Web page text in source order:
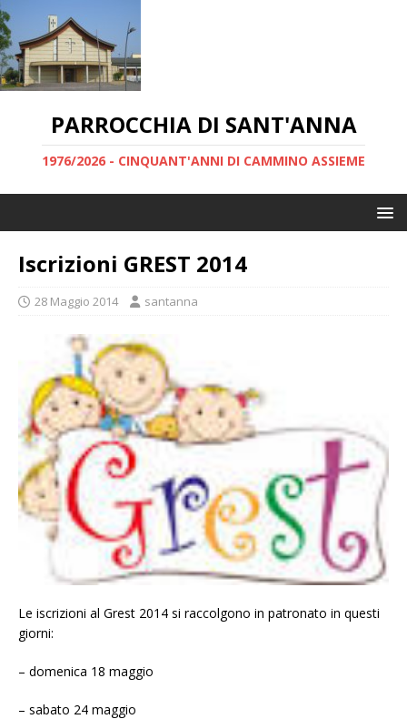
PARROCCHIA DI SANT'ANNA
1976/2026 - CINQUANT'ANNI DI CAMMINO ASSIEME
Iscrizioni GREST 2014
28 Maggio 2014 santanna
Le iscrizioni al Grest 2014 si raccolgono in patronato in questi
giorni:
– domenica 18 maggio
– sabato 24 maggio